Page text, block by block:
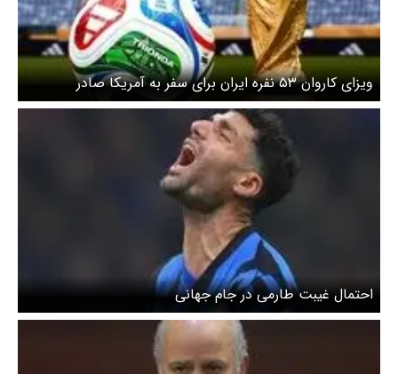
ویزای کاروان ۵۳ نفره ایران برای سفر به آمریکا صادر
می‌شود؟
احتمال غیبت طارمی در جام جهانی